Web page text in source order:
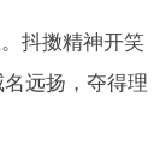
抖擞精神开笑
远扬，夺得理